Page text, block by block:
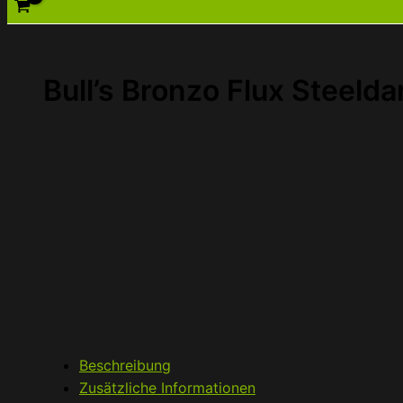
Bull’s Bronzo Flux
Beschreibung
Zusätzliche Informationen